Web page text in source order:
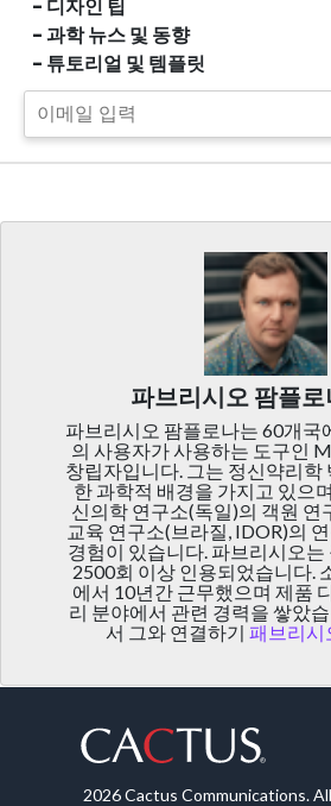
- 디자인 팁
- 과학 뉴스 및 동향
- 튜토리얼 및 템플릿
파브리시오 팜플로
파브리시오 팜플로나는 60개국
의 사용자가 사용하는 도구인
창립자입니다. 그는 정신약리학
한 과학적 배경을 가지고 있으
신의학 연구소(독일)의 객원 연
교육 연구소(브라질, IDOR)의
경험이 있습니다. 파브리시오는
2500회 이상 인용되었습니다.
에서 10년간 근무했으며 제품
리 분야에서 관련 경력을 쌓았
서 그와 연결하기 패브리시
2026 Cactus Communications.